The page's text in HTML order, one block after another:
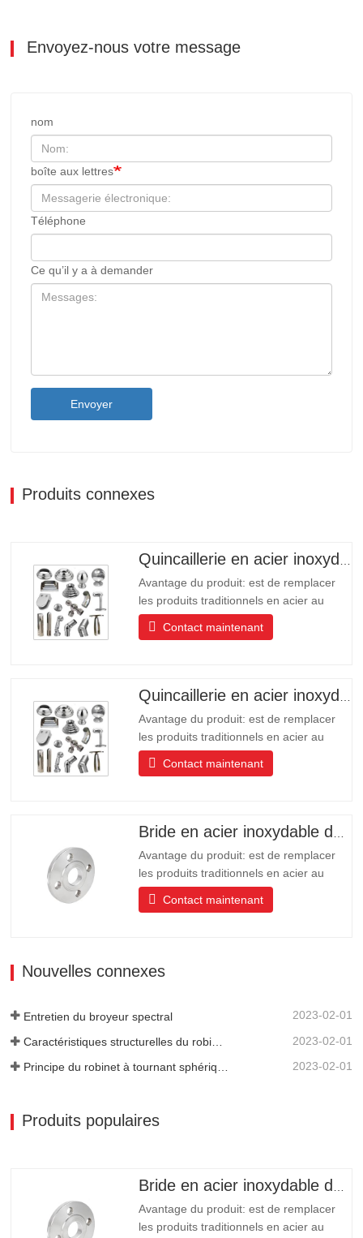
Envoyez-nous votre message
nom
boîte aux lettres
Téléphone
Ce qu’il y a à demander
Envoyer
Produits connexes
Quincaillerie en acier inoxydable de haute qualité
Avantage du produit: est de remplacer
les produits traditionnels en acier au
carbone, en aluminium, en cuivre des
produits de protection de
vie, belle apparence, résistance aux
acides et aux alcalis, résistance à la
corrosion…
Contact maintenant
Quincaillerie en acier inoxydable
Avantage du produit: est de remplacer
les produits traditionnels en acier au
carbone, en aluminium, en cuivre des
produits de protection de
vie, belle apparence, résistance aux
acides et aux alcalis, résistance à la
corrosion…
Contact maintenant
Bride en acier inoxydable de haute qualité
Avantage du produit: est de remplacer
les produits traditionnels en acier au
carbone, en aluminium, en cuivre des
produits de protection de
acides et aux alcalis, résistance à la
Contact maintenant
Nouvelles connexes
Entretien du broyeur spectral 2023-02-01
2023-02-01
Principe du robinet à tournant sphérique à trois voies en acier inoxydable 2023-02-01
Produits populaires
Bride en acier inoxydable de haute qualité
Avantage du produit: est de remplacer
les produits traditionnels en acier au